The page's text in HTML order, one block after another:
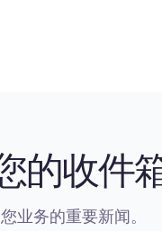
的收件
业务的重要新闻。